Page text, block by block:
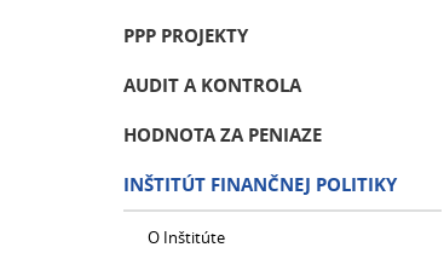
PPP PROJEKTY
AUDIT A KONTROLA
HODNOTA ZA PENIAZE
INŠTITÚT FINANČNEJ POLITIKY
O Inštitúte